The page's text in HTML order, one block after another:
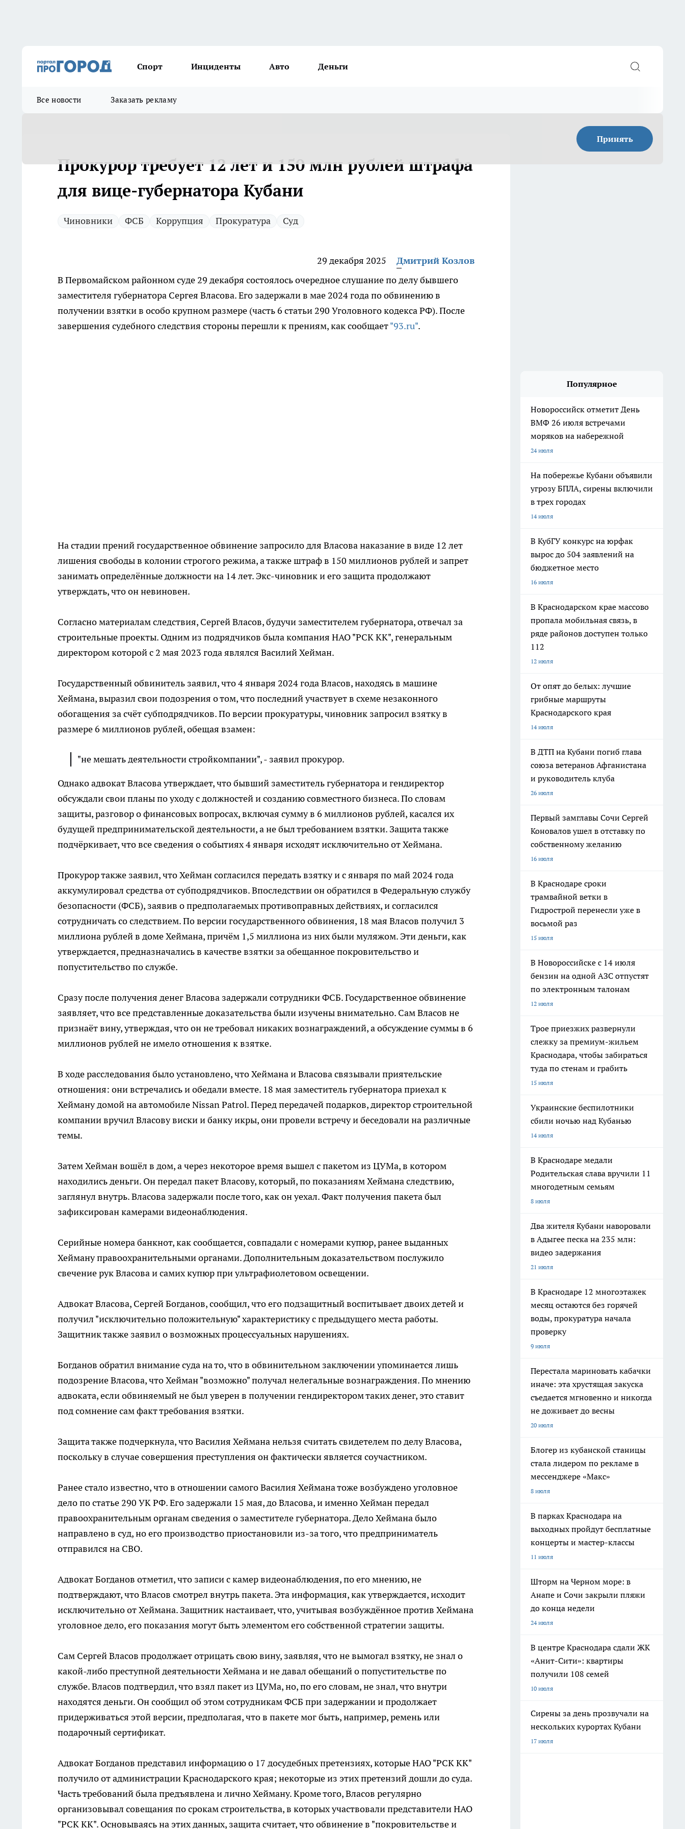
Спорт Инциденты Авто Деньги
Все новости Заказать рекламу
Принять
Прокурор требует 12 лет и 150 млн рублей штрафа
для вице-губернатора Кубани
Чиновники ФСБ Коррупция Прокуратура Суд
29 декабря 2025
Дмитрий Козлов
В Первомайском районном суде 29 декабря состоялось очередное слушание по делу бывшего
заместителя губернатора Сергея Власова. Его задержали в мае 2024 года по обвинению в
получении взятки в особо крупном размере (часть 6 статьи 290 Уголовного кодекса РФ). После
завершения судебного следствия стороны перешли к прениям, как сообщает"93.ru".
На стадии прений государственное обвинение запросило для Власова наказание в виде 12 лет
лишения свободы в колонии строгого режима, а также штраф в 150 миллионов рублей и запрет
занимать определённые должности на 14 лет. Экс-чиновник и его защита продолжают
утверждать, что он невиновен.
Согласно материалам следствия, Сергей Власов, будучи заместителем губернатора, отвечал за
строительные проекты. Одним из подрядчиков была компания НАО "РСК КК", генеральным
директором которой с 2 мая 2023 года являлся Василий Хейман.
Государственный обвинитель заявил, что 4 января 2024 года Власов, находясь в машине
Хеймана, выразил свои подозрения о том, что последний участвует в схеме незаконного
обогащения за счёт субподрядчиков. По версии прокуратуры, чиновник запросил взятку в
размере 6 миллионов рублей, обещая взамен:
"не мешать деятельности стройкомпании", - заявил прокурор.
Однако адвокат Власова утверждает, что бывший заместитель губернатора и гендиректор
обсуждали свои планы по уходу с должностей и созданию совместного бизнеса. По словам
защиты, разговор о финансовых вопросах, включая сумму в 6 миллионов рублей, касался их
будущей предпринимательской деятельности, а не был требованием взятки. Защита также
подчёркивает, что все сведения о событиях 4 января исходят исключительно от Хеймана.
Прокурор также заявил, что Хейман согласился передать взятку и с января по май 2024 года
аккумулировал средства от субподрядчиков. Впоследствии он обратился в Федеральную службу
безопасности (ФСБ), заявив о предполагаемых противоправных действиях, и согласился
сотрудничать со следствием. По версии государственного обвинения, 18 мая Власов получил 3
миллиона рублей в доме Хеймана, причём 1,5 миллиона из них были муляжом. Эти деньги, как
утверждается, предназначались в качестве взятки за обещанное покровительство и
попустительство по службе.
Сразу после получения денег Власова задержали сотрудники ФСБ. Государственное обвинение
заявляет, что все представленные доказательства были изучены внимательно. Сам Власов не
признаёт вину, утверждая, что он не требовал никаких вознаграждений, а обсуждение суммы в 6
миллионов рублей не имело отношения к взятке.
В ходе расследования было установлено, что Хеймана и Власова связывали приятельские
отношения: они встречались и обедали вместе. 18 мая заместитель губернатора приехал к
Хейману домой на автомобиле Nissan Patrol. Перед передачей подарков, директор строительной
компании вручил Власову виски и банку икры, они провели встречу и беседовали на различные
темы.
Затем Хейман вошёл в дом, а через некоторое время вышел с пакетом из ЦУМа, в котором
находились деньги. Он передал пакет Власову, который, по показаниям Хеймана следствию,
заглянул внутрь. Власова задержали после того, как он уехал. Факт получения пакета был
зафиксирован камерами видеонаблюдения.
Серийные номера банкнот, как сообщается, совпадали с номерами купюр, ранее выданных
Хейману правоохранительными органами. Дополнительным доказательством послужило
свечение рук Власова и самих купюр при ультрафиолетовом освещении.
Адвокат Власова, Сергей Богданов, сообщил, что его подзащитный воспитывает двоих детей и
получил "исключительно положительную" характеристику с предыдущего места работы.
Защитник также заявил о возможных процессуальных нарушениях.
Богданов обратил внимание суда на то, что в обвинительном заключении упоминается лишь
подозрение Власова, что Хейман "возможно" получал нелегальные вознаграждения. По мнению
адвоката, если обвиняемый не был уверен в получении гендиректором таких денег, это ставит
под сомнение сам факт требования взятки.
Защита также подчеркнула, что Василия Хеймана нельзя считать свидетелем по делу Власова,
поскольку в случае совершения преступления он фактически является соучастником.
Ранее стало известно, что в отношении самого Василия Хеймана тоже возбуждено уголовное
дело по статье 290 УК РФ. Его задержали 15 мая, до Власова, и именно Хейман передал
правоохранительным органам сведения о заместителе губернатора. Дело Хеймана было
направлено в суд, но его производство приостановили из-за того, что предприниматель
отправился на СВО.
Адвокат Богданов отметил, что записи с камер видеонаблюдения, по его мнению, не
подтверждают, что Власов смотрел внутрь пакета. Эта информация, как утверждается, исходит
исключительно от Хеймана. Защитник настаивает, что, учитывая возбуждённое против Хеймана
уголовное дело, его показания могут быть элементом его собственной стратегии защиты.
Сам Сергей Власов продолжает отрицать свою вину, заявляя, что не вымогал взятку, не знал о
какой-либо преступной деятельности Хеймана и не давал обещаний о попустительстве по
службе. Власов подтвердил, что взял пакет из ЦУМа, но, по его словам, не знал, что внутри
находятся деньги. Он сообщил об этом сотрудникам ФСБ при задержании и продолжает
придерживаться этой версии, предполагая, что в пакете мог быть, например, ремень или
подарочный сертификат.
Адвокат Богданов представил информацию о 17 досудебных претензиях, которые НАО "РСК КК"
получило от администрации Краснодарского края; некоторые из этих претензий дошли до суда.
Часть требований была предъявлена и лично Хейману. Кроме того, Власов регулярно
организовывал совещания по срокам строительства, в которых участвовали представители НАО
"РСК КК". Основываясь на этих данных, защита считает, что обвинение в "покровительстве и
Популярное
Новороссийск отметит День
ВМФ 26 июля встречами
моряков на набережной
24 июля
На побережье Кубани объявили
угрозу БПЛА, сирены включили
в трех городах
14 июля
В КубГУ конкурс на юрфак
вырос до 504 заявлений на
бюджетное место
16 июля
В Краснодарском крае массово
пропала мобильная связь, в
ряде районов доступен только
112
12 июля
От опят до белых: лучшие
грибные маршруты
Краснодарского края
14 июля
В ДТП на Кубани погиб глава
союза ветеранов Афганистана
и руководитель клуба
26 июля
Первый замглавы Сочи Сергей
Коновалов ушел в отставку по
собственному желанию
16 июля
В Краснодаре сроки
трамвайной ветки в
Гидрострой перенесли уже в
восьмой раз
15 июля
В Новороссийске с 14 июля
бензин на одной АЗС отпустят
по электронным талонам
12 июля
Трое приезжих развернули
слежку за премиум-жильем
Краснодара, чтобы забираться
туда по стенам и грабить
15 июля
Украинские беспилотники
сбили ночью над Кубанью
14 июля
В Краснодаре медали
Родительская слава вручили 11
многодетным семьям
8 июля
Два жителя Кубани наворовали
в Адыгее песка на 235 млн:
видео задержания
21 июля
В Краснодаре 12 многоэтажек
месяц остаются без горячей
воды, прокуратура начала
проверку
9 июля
Перестала мариновать кабачки
иначе: эта хрустящая закуска
съедается мгновенно и никогда
не доживает до весны
20 июля
Блогер из кубанской станицы
стала лидером по рекламе в
мессенджере «Макс»
8 июля
В парках Краснодара на
выходных пройдут бесплатные
концерты и мастер-классы
11 июля
Шторм на Черном море: в
Анапе и Сочи закрыли пляжи
до конца недели
24 июля
В центре Краснодара сдали ЖК
«Анит-Сити»: квартиры
получили 108 семей
10 июля
Сирены за день прозвучали на
нескольких курортах Кубани
17 июля